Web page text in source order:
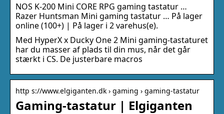
NOS K-200 Mini CORE RPG gaming tastatur …
Razer Huntsman Mini gaming tastatur … På lager
online (100+) | På lager i 2 varehus(e).
Med HyperX x Ducky One 2 Mini gaming-tastaturet
har du masser af plads til din mus, når det går
stærkt i CS. De justerbare macros
http s://www.elgiganten.dk › gaming › gaming-tastatur
Gaming-tastatur | Elgiganten